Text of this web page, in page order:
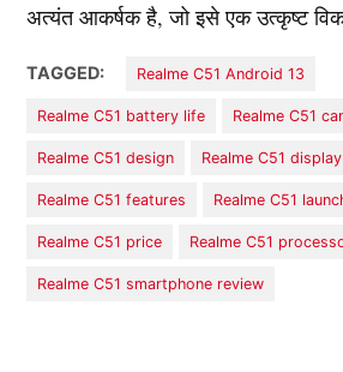
अत्यंत आकर्षक है, जो इसे एक उत्कृष्ट
TAGGED: Realme C51 Android 13
Realme C51 battery life Realme C51
Realme C51 design Realme C51
Realme C51 features Realme C51
Realme C51 price Realme C51
Realme C51 smartphone review